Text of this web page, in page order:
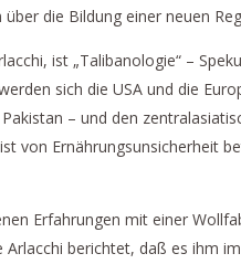
die Bildung einer neuen
ist „Talibanologie“ –
sich die USA und die
– und den
von Ernährungsunsicherheit
Erfahrungen mit einer
berichtet, daß es ihm